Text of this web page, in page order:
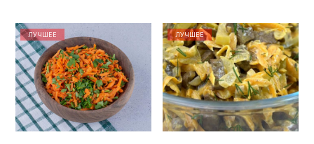
ЛУЧШЕЕ ЛУЧШЕЕ